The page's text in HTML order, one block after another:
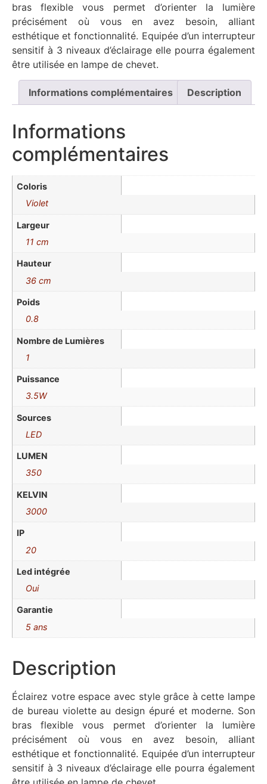
bras flexible vous permet d’orienter la lumière
précisément où vous en avez besoin, alliant
esthétique et fonctionnalité. Equipée d’un interrupteur
sensitif à 3 niveaux d’éclairage elle pourra également
être utilisée en lampe de chevet.
Informations complémentaires Description
Informations
complémentaires
Coloris
Violet
Largeur
11 cm
Hauteur
36 cm
Poids
0.8
Nombre de Lumières
1
Puissance
3.5W
Sources
LED
LUMEN
350
KELVIN
3000
IP
20
Led intégrée
Oui
Garantie
5 ans
Description
Éclairez votre espace avec style grâce à cette lampe
de bureau violette au design épuré et moderne. Son
bras flexible vous permet d’orienter la lumière
précisément où vous en avez besoin, alliant
esthétique et fonctionnalité. Equipée d’un interrupteur
sensitif à 3 niveaux d’éclairage elle pourra également